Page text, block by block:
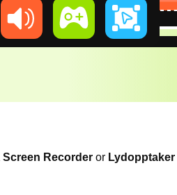
Screen Recorder or Lydopptaker